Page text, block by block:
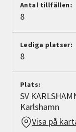
Lyssna
Antal tillfällen:
8
Lediga platser:
8
Plats:
SV
Karlshamn
Visa på